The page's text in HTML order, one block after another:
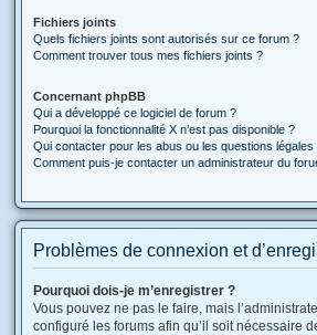
Fichiers joints
Quels fichiers joints sont autorisés sur ce forum ?
Comment trouver tous mes fichiers joints ?
Concernant phpBB
Qui a développé ce logiciel de forum ?
Pourquoi la fonctionnalité X n’est pas disponible ?
Qui contacter pour les abus ou les questions
Comment puis-je contacter un administrateur du
Problèmes de connexion et
Pourquoi dois-je m’enregistrer ?
Vous pouvez ne pas le faire, mais
configuré les forums afin qu’il soit nécessaire